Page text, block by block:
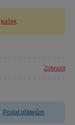
kaček.
Zobrazit
Poslat přátelům